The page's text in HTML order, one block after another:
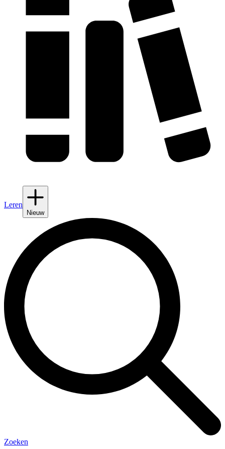
Leren
Nieuw
Zoeken